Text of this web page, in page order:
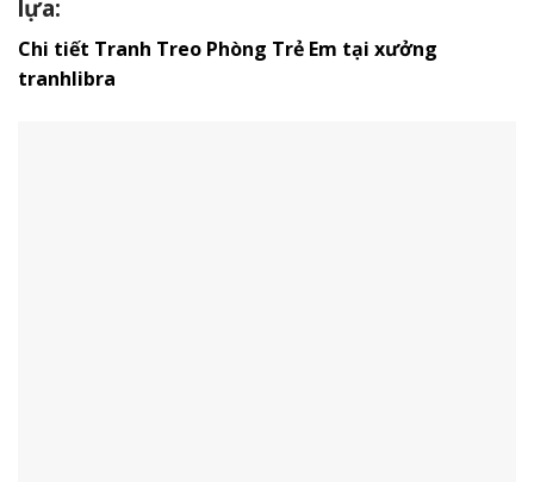
lựa:
Chi tiết Tranh Treo Phòng Trẻ Em tại xưởng
tranhlibra